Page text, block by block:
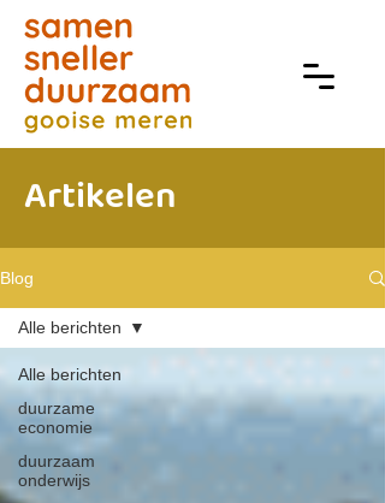
Artikelen
Blog
Alle berichten
duurzame
economie
duurzaam
onderwijs
Alle berichten